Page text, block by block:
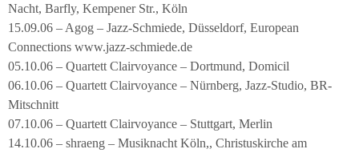
Nacht, Barfly, Kempener Str., Köln
15.09.06 – Agog – Jazz-Schmiede, Düsseldorf, European
Connections www.jazz-schmiede.de
05.10.06 – Quartett Clairvoyance – Dortmund, Domicil
06.10.06 – Quartett Clairvoyance – Nürnberg, Jazz-Studio, BR-
Mitschnitt
07.10.06 – Quartett Clairvoyance – Stuttgart, Merlin
14.10.06 – shraeng – Musiknacht Köln,, Christuskirche am